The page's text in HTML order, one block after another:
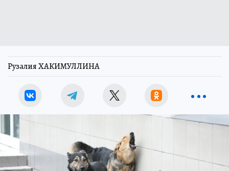
Рузалия ХАКИМУЛЛИНА